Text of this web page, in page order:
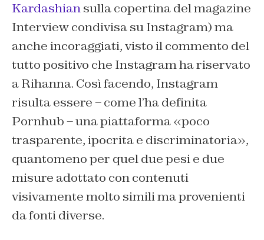
Kardashiansulla copertina del magazine
Interview condivisa su Instagram) ma
anche incoraggiati, visto il commento del
tutto positivo che Instagram ha riservato
a Rihanna. Così facendo, Instagram
risulta essere – come l’ha definita
Pornhub – una piattaforma «poco
trasparente, ipocrita e discriminatoria»,
quantomeno per quel due pesi e due
misure adottato con contenuti
visivamente molto simili ma provenienti
da fonti diverse.